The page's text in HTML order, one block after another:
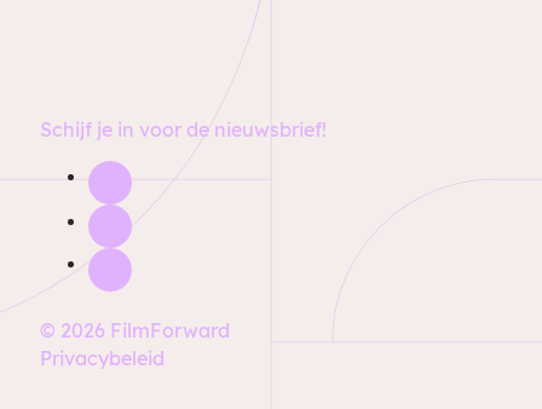
Schijf je in voor de nieuwsbrief!
© 2026 FilmForward
Privacybeleid